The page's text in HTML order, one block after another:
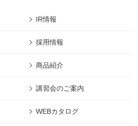
IR情報
採用情報
商品紹介
講習会のご案内
WEBカタログ